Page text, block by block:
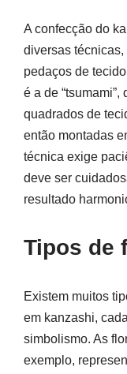
A confecção do
diversas técnicas,
pedaços de
é a de
quadrados de
então montadas
técnica exige
deve ser
resultado
Tipos de
Existem muitos
em kanzashi,
simbolismo. As
exemplo,